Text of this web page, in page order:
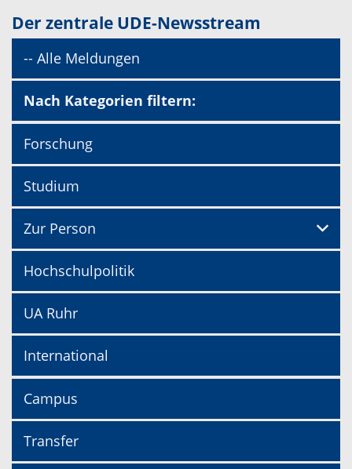
Der zentrale UDE-Newsstream
-- Alle Meldungen
Nach Kategorien filtern:
Forschung
Studium
Zur Person
Hochschulpolitik
UA Ruhr
International
Campus
Transfer